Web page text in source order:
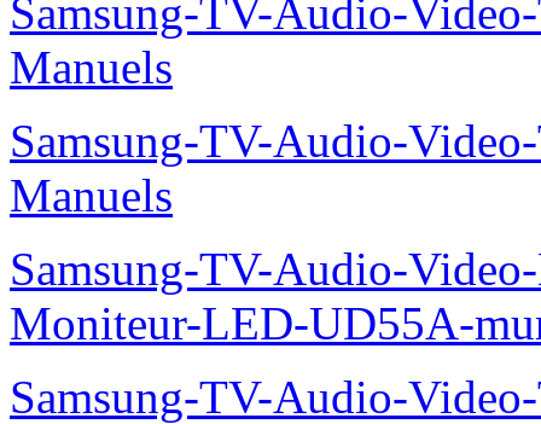
Samsung-TV-Audio-
Manuels
Samsung-TV-Audio-
Manuels
Samsung-TV-Audio-
Moniteur-LED-UD55A-
Samsung-TV-Audio-